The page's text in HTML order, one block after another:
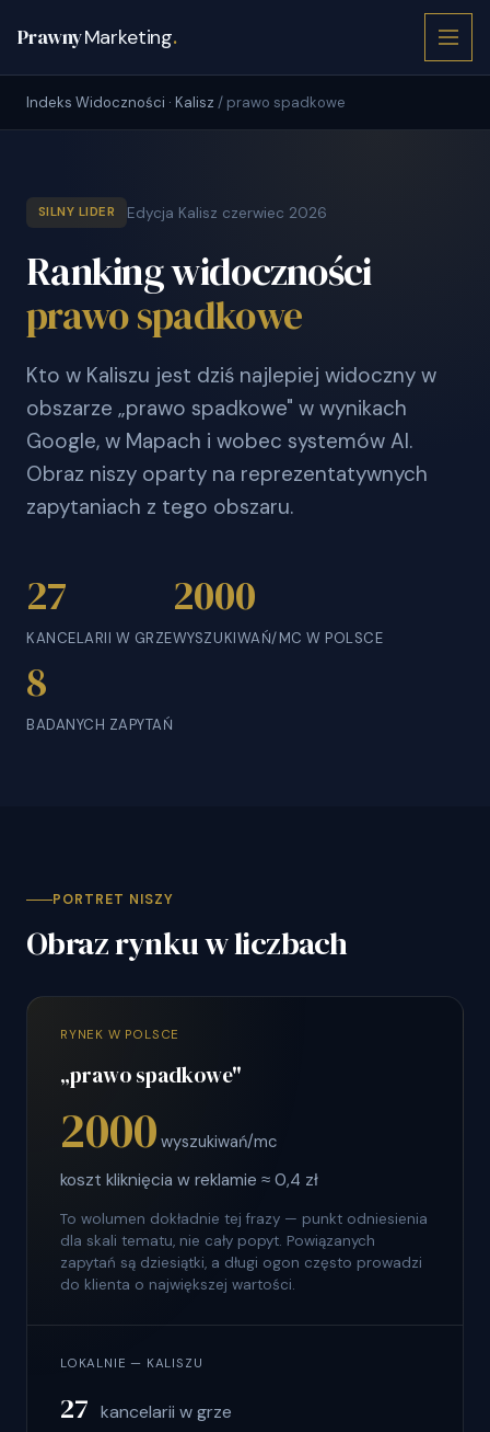
PrawnyMarketing.
Indeks Widoczności · Kalisz / prawo spadkowe
SILNY LIDER Edycja Kalisz czerwiec 2026
Ranking widoczności
prawo spadkowe
Kto w Kaliszu jest dziś najlepiej widoczny w
obszarze „prawo spadkowe" w wynikach
Google, w Mapach i wobec systemów AI.
Obraz niszy oparty na reprezentatywnych
zapytaniach z tego obszaru.
27
KANCELARII W GRZE
2000
WYSZUKIWAŃ/MC W POLSCE
8
BADANYCH ZAPYTAŃ
PORTRET NISZY
Obraz rynku w liczbach
RYNEK W POLSCE
„prawo spadkowe"
2000 wyszukiwań/mc
koszt kliknięcia w reklamie ≈ 0,4 zł
To wolumen dokładnie tej frazy — punkt odniesienia
dla skali tematu, nie cały popyt. Powiązanych
zapytań są dziesiątki, a długi ogon często prowadzi
do klienta o największej wartości.
LOKALNIE — KALISZU
27 kancelarii w grze